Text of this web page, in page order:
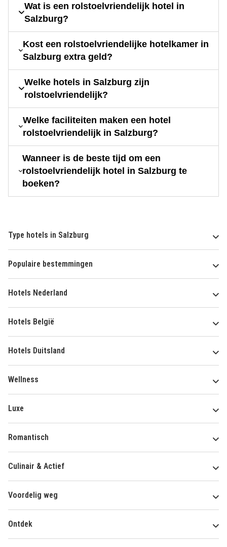
Wat is een rolstoelvriendelijk hotel in
Salzburg?
Kost een rolstoelvriendelijke hotelkamer in
Salzburg extra geld?
Welke hotels in Salzburg zijn
rolstoelvriendelijk?
Welke faciliteiten maken een hotel
rolstoelvriendelijk in Salzburg?
Wanneer is de beste tijd om een
rolstoelvriendelijk hotel in Salzburg te
boeken?
Type hotels in Salzburg
Populaire bestemmingen
Hotels Nederland
Hotels België
Hotels Duitsland
Wellness
Luxe
Romantisch
Culinair & Actief
Voordelig weg
Ontdek